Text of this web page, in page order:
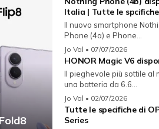
Italia | Tutte le spcifiche
Il nuovo smartphone
Phone (4a) e Phone...
Jo Val • 07/07/2026
HONOR Magic V6
Il pieghevole più sottile al
una batteria da 6.6...
Jo Val • 02/07/2026
Tutte le specifiche di
Series